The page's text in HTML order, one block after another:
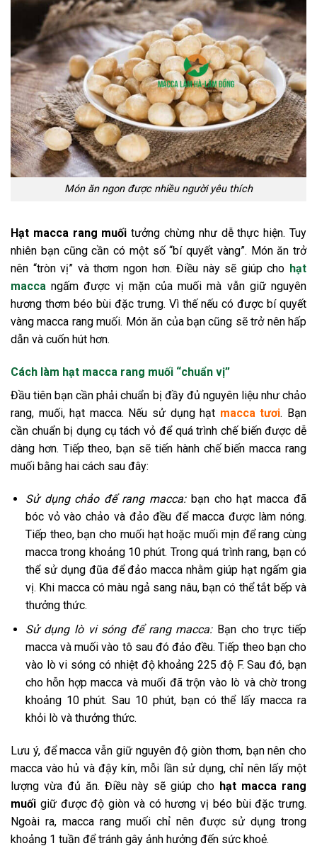
Món ăn ngon được nhiều người yêu thích
Hạt macca rang muốitưởng chừng như dễ thực hiện. Tuy
nhiên bạn cũng cần có một số “bí quyết vàng”. Món ăn trở
nên “tròn vị” và thơm ngon hơn. Điều này sẽ giúp cho hạt
macca ngấm được vị mặn của muối mà vẫn giữ nguyên
hương thơm béo bùi đặc trưng. Vì thế nếu có được bí quyết
vàng macca rang muối. Món ăn của bạn cũng sẽ trở nên hấp
dẫn và cuốn hút hơn.
Cách làm hạt macca rang muối “chuẩn vị”
Đầu tiên bạn cần phải chuẩn bị đầy đủ nguyên liệu như chảo
rang, muối, hạt macca. Nếu sử dụng hạt macca tươi. Bạn
cần chuẩn bị dụng cụ tách vỏ để quá trình chế biến được dễ
dàng hơn. Tiếp theo, bạn sẽ tiến hành chế biến macca rang
muối bằng hai cách sau đây:
Sử dụng chảo để rang macca:bạn cho hạt macca đã
bóc vỏ vào chảo và đảo đều để macca được làm nóng.
Tiếp theo, bạn cho muối hạt hoặc muối mịn để rang cùng
macca trong khoảng 10 phút. Trong quá trình rang, bạn có
thể sử dụng đũa để đảo macca nhằm giúp hạt ngấm gia
vị. Khi macca có màu ngả sang nâu, bạn có thể tắt bếp và
thưởng thức.
Sử dụng lò vi sóng để rang macca:Bạn cho trực tiếp
macca và muối vào tô sau đó đảo đều. Tiếp theo bạn cho
vào lò vi sóng có nhiệt độ khoảng 225 độ F. Sau đó, bạn
cho hỗn hợp macca và muối đã trộn vào lò và chờ trong
khoảng 10 phút. Sau 10 phút, bạn có thể lấy macca ra
khỏi lò và thưởng thức.
Lưu ý, để macca vẫn giữ nguyên độ giòn thơm, bạn nên cho
macca vào hủ và đậy kín, mỗi lần sử dụng, chỉ nên lấy một
lượng vừa đủ ăn. Điều này sẽ giúp cho hạt macca rang
muối giữ được độ giòn và có hương vị béo bùi đặc trưng.
Ngoài ra, macca rang muối chỉ nên được sử dụng trong
khoảng 1 tuần để tránh gây ảnh hưởng đến sức khoẻ.